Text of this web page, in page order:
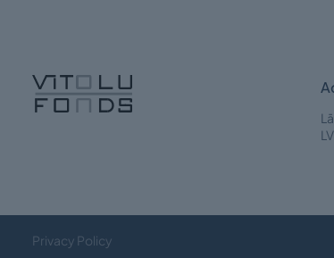
Privacy Policy